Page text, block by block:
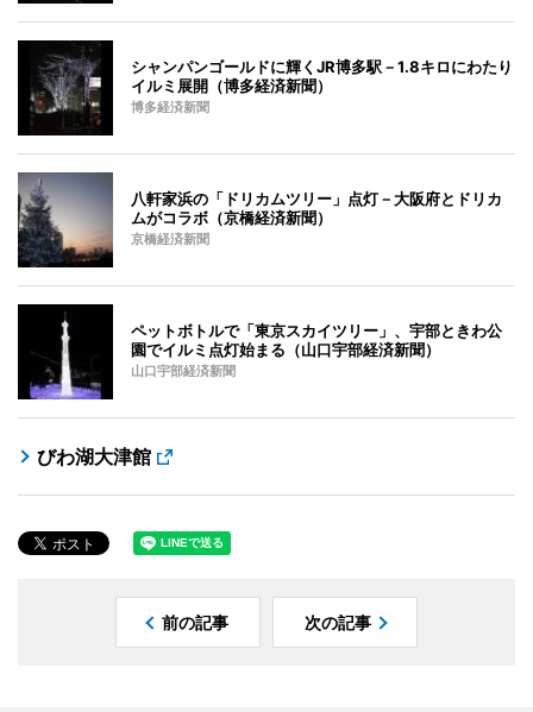
シャンパンゴールドに輝くJR博多駅－1.8キロにわたり
イルミ展開（博多経済新聞）
博多経済新聞
八軒家浜の「ドリカムツリー」点灯－大阪府とドリカ
ムがコラボ（京橋経済新聞）
京橋経済新聞
ペットボトルで「東京スカイツリー」、宇部ときわ公
園でイルミ点灯始まる（山口宇部経済新聞）
山口宇部経済新聞
びわ湖大津館
前の記事 次の記事